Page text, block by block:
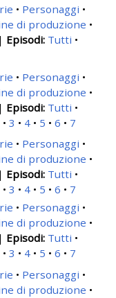
Personaggi
di produzione
|
Tutti
Personaggi
di produzione
|
Tutti
3 4 5 6
7
Personaggi
di produzione
|
Tutti
3 4 5 6
7
Personaggi
di produzione
|
Tutti
3 4 5 6
7
Personaggi
di produzione